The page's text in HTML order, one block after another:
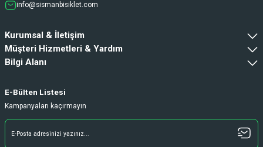
info@sismanbisiklet.com
Kurumsal & İletişim
Müşteri Hizmetleri & Yardım
Bilgi Alanı
E-Bülten Listesi
Kampanyaları kaçırmayın